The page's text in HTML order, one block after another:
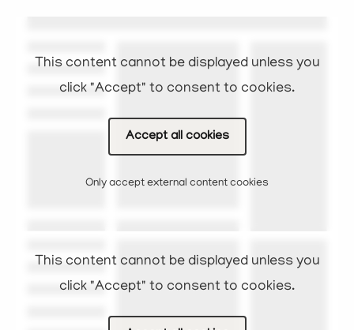
This content cannot be displayed unless you
click "Accept" to consent to cookies.
Accept all cookies
Only accept external content cookies
This content cannot be displayed unless you
click "Accept" to consent to cookies.